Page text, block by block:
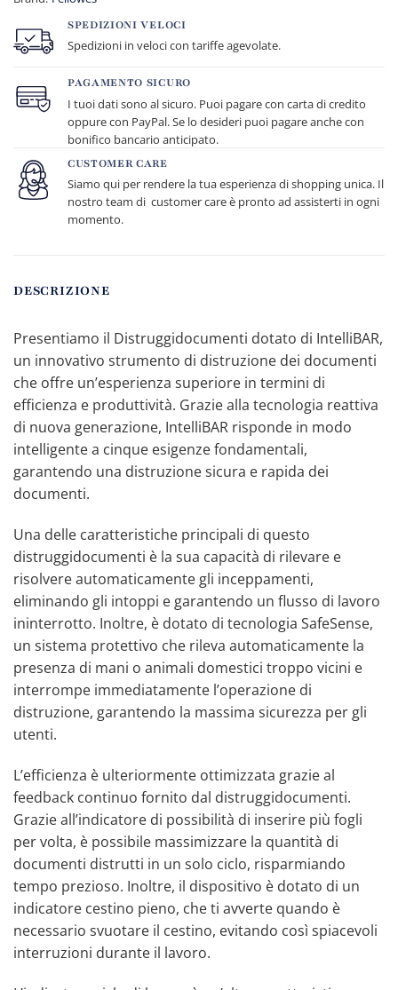
SPEDIZIONI VELOCI
Spedizioni in veloci con tariffe agevolate.
PAGAMENTO SICURO
I tuoi dati sono al sicuro. Puoi pagare con carta di credito
oppure con PayPal. Se lo desideri puoi pagare anche con
bonifico bancario anticipato.
CUSTOMER CARE
Siamo qui per rendere la tua esperienza di shopping unica. Il
nostro team di customer care è pronto ad assisterti in ogni
momento.
DESCRIZIONE
Presentiamo il Distruggidocumenti dotato di IntelliBAR,
un innovativo strumento di distruzione dei documenti
che offre un’esperienza superiore in termini di
efficienza e produttività. Grazie alla tecnologia reattiva
di nuova generazione, IntelliBAR risponde in modo
intelligente a cinque esigenze fondamentali,
garantendo una distruzione sicura e rapida dei
documenti.
Una delle caratteristiche principali di questo
distruggidocumenti è la sua capacità di rilevare e
risolvere automaticamente gli inceppamenti,
eliminando gli intoppi e garantendo un flusso di lavoro
ininterrotto. Inoltre, è dotato di tecnologia SafeSense,
un sistema protettivo che rileva automaticamente la
presenza di mani o animali domestici troppo vicini e
interrompe immediatamente l’operazione di
distruzione, garantendo la massima sicurezza per gli
utenti.
L’efficienza è ulteriormente ottimizzata grazie al
feedback continuo fornito dal distruggidocumenti.
Grazie all’indicatore di possibilità di inserire più fogli
per volta, è possibile massimizzare la quantità di
documenti distrutti in un solo ciclo, risparmiando
tempo prezioso. Inoltre, il dispositivo è dotato di un
indicatore cestino pieno, che ti avverte quando è
necessario svuotare il cestino, evitando così spiacevoli
interruzioni durante il lavoro.